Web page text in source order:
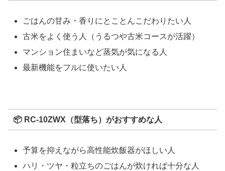
ごはんの甘み・香りにとことんこだわりたい人
古米をよく使う人（うるつや古米コースが活躍）
マンション住まいなど蒸気が気になる人
最新機能をフルに使いたい人
📦 RC-10ZWX（型落ち）がおすすめな人
予算を抑えながら高性能炊飯器がほしい人
ハリ・ツヤ・粒立ちのごはんが炊ければ十分な人